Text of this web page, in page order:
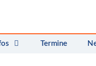
Termine